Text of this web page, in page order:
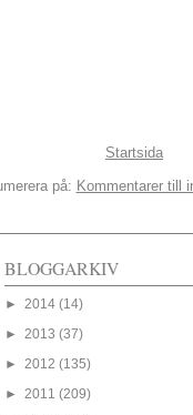
Startsida
på: Kommentarer till
BLOGGARKIV
►2014(14)
►2013(37)
►2012(135)
►2011(209)